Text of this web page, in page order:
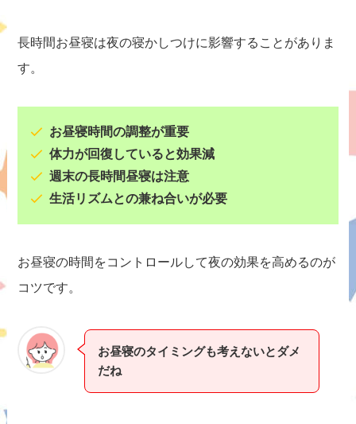
長時間お昼寝は夜の寝かしつけに影響することがありま
す。
お昼寝時間の調整が重要
体力が回復していると効果減
週末の長時間昼寝は注意
生活リズムとの兼ね合いが必要
お昼寝の時間をコントロールして夜の効果を高めるのが
コツです。
お昼寝のタイミングも考えないとダメ
だね